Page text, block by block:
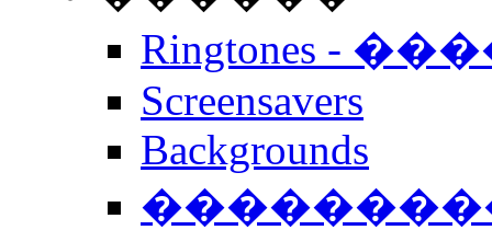
Ringtones -
Screensavers
Backgrounds